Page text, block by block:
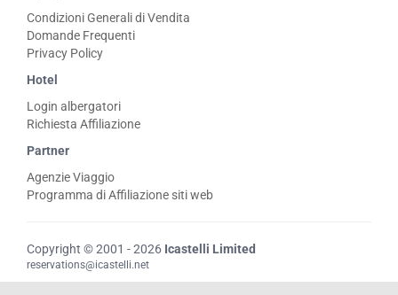
Condizioni Generali di Vendita
Domande Frequenti
Privacy Policy
Hotel
Login albergatori
Richiesta Affiliazione
Partner
Agenzie Viaggio
Programma di Affiliazione siti web
Copyright © 2001 - 2026 Icastelli Limited
reservations@icastelli.net